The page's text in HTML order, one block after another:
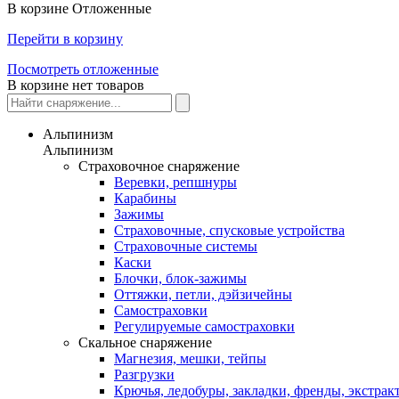
В корзине Отложенные
Перейти в корзину
Посмотреть отложенные
В корзине нет товаров
Альпинизм
Альпинизм
Страховочное снаряжение
Веревки, репшнуры
Карабины
Зажимы
Страховочные, спусковые устройства
Страховочные системы
Каски
Блочки, блок-зажимы
Оттяжки, петли, дэйзичейны
Самостраховки
Регулируемые самостраховки
Скальное снаряжение
Магнезия, мешки, тейпы
Разгрузки
Крючья, ледобуры, закладки, френды,